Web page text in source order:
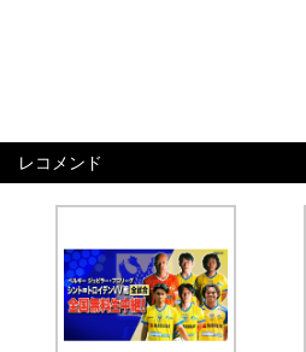
レコメンド